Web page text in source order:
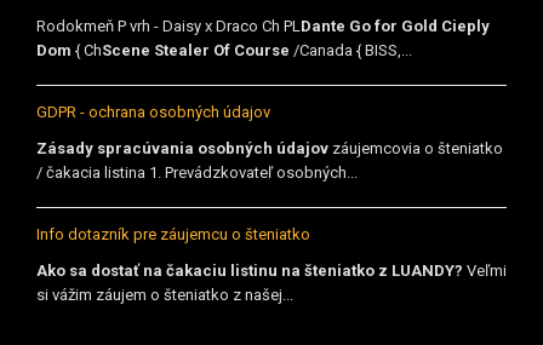
Rodokmeň P vrh - Daisy x Draco Ch PLDante Go for Gold Cieply
Dom { ChScene Stealer Of Course /Canada { BISS,...
GDPR - ochrana osobných údajov
Zásady spracúvania osobných údajov záujemcovia o šteniatko
/ čakacia listina 1. Prevádzkovateľ osobných...
Info dotazník pre záujemcu o šteniatko
Ako sa dostať na čakaciu listinu na šteniatko z LUANDY? Veľmi
si vážim záujem o šteniatko z našej...